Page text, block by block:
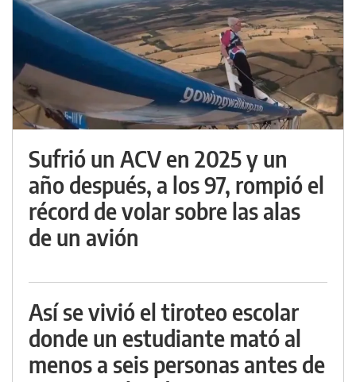
Sufrió un ACV en 2025 y un
año después, a los 97, rompió el
récord de volar sobre las alas
de un avión
Así se vivió el tiroteo escolar
donde un estudiante mató al
menos a seis personas antes de